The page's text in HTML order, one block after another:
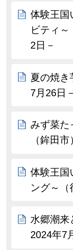
体験王国
ビティ～
2日－
夏の焼き
7月26日－
みず菜た
（鉾田
体験王国
ング～（
水郷潮来
2024年7